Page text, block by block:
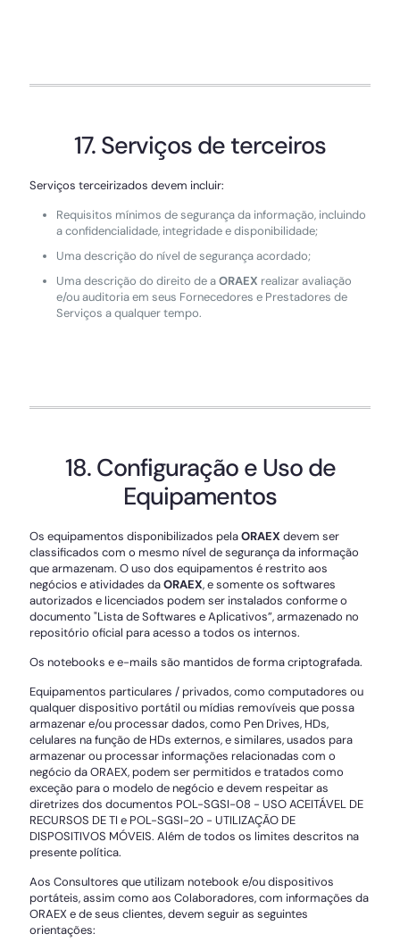
17. Serviços de terceiros
Serviços terceirizados devem incluir:
Requisitos mínimos de segurança da informação, incluindo
a confidencialidade, integridade e disponibilidade;
Uma descrição do nível de segurança acordado;
Uma descrição do direito de aORAEX realizar avaliação
e/ou auditoria em seus Fornecedores e Prestadores de
Serviços a qualquer tempo.
18. Configuração e Uso de
Equipamentos
Os equipamentos disponibilizados pelaORAEX devem ser
classificados com o mesmo nível de segurança da informação
que armazenam. O uso dos equipamentos é restrito aos
negócios e atividades daORAEX, e somente os softwares
autorizados e licenciados podem ser instalados conforme o
documento "Lista de Softwares e Aplicativos”, armazenado no
repositório oficial para acesso a todos os internos.
Os notebooks e e-mails são mantidos de forma criptografada.
Equipamentos particulares / privados, como computadores ou
qualquer dispositivo portátil ou mídias removíveis que possa
armazenar e/ou processar dados, como Pen Drives, HDs,
celulares na função de HDs externos, e similares, usados para
armazenar ou processar informações relacionadas com o
negócio da ORAEX, podem ser permitidos e tratados como
exceção para o modelo de negócio e devem respeitar as
diretrizes dos documentos POL-SGSI-08 - USO ACEITÁVEL DE
RECURSOS DE TI e POL-SGSI-20 - UTILIZAÇÃO DE
DISPOSITIVOS MÓVEIS. Além de todos os limites descritos na
presente política.
Aos Consultores que utilizam notebook e/ou dispositivos
portáteis, assim como aos Colaboradores, com informações da
ORAEX e de seus clientes, devem seguir as seguintes
orientações: